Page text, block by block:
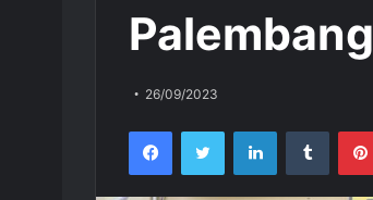
Palembang
26/09/2023